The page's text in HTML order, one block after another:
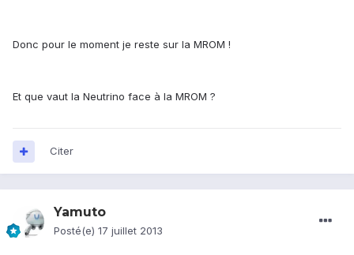
Donc pour le moment je reste sur la MROM !
Et que vaut la Neutrino face à la MROM ?
Citer
Yamuto
Posté(e) 17 juillet 2013